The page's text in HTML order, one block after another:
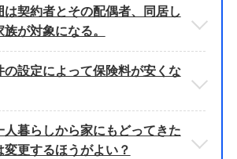
は契約者とその配偶者、同居し
が対象になる。
の設定によって保険料が安くな
人暮らしから家にもどってきた
変更するほうがよい？